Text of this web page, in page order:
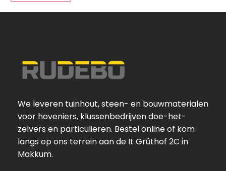
We leveren tuinhout, steen- en bouwmaterialen
voor hoveniers, klussenbedrijven doe-het-
zelvers en particulieren. Bestel online of kom
langs op ons terrein aan de It Grûthof 2C in
Makkum.